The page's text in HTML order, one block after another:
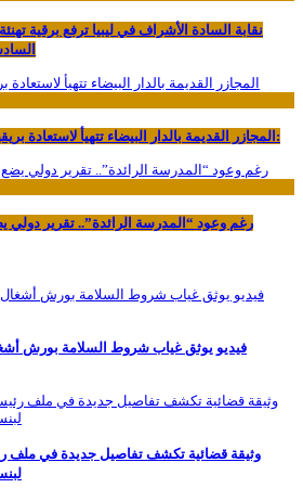
نقابة السادة الأشراف في ليبيا ترفع برقية
المجازر القديمة بالدار البيضاء تتهيأ لاستعادة بريقها بمشروع تأهيل ضخم:
رغم وعود “المدرسة الرائدة”.. تقرير دولي
فيديو يوثق غياب شروط السلامة بورش
وثيقة قضائية تكشف تفاصيل جديدة في ملف